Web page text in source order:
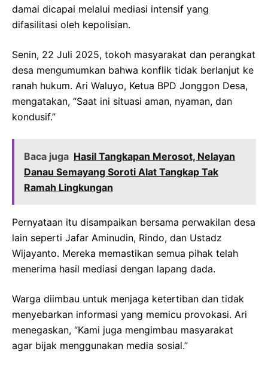
damai dicapai melalui mediasi intensif yang
difasilitasi oleh kepolisian.
Senin, 22 Juli 2025, tokoh masyarakat dan perangkat
desa mengumumkan bahwa konflik tidak berlanjut ke
ranah hukum. Ari Waluyo, Ketua BPD Jonggon Desa,
mengatakan, “Saat ini situasi aman, nyaman, dan
kondusif.”
Baca juga Hasil Tangkapan Merosot, Nelayan
Danau Semayang Soroti Alat Tangkap Tak
Ramah Lingkungan
Pernyataan itu disampaikan bersama perwakilan desa
lain seperti Jafar Aminudin, Rindo, dan Ustadz
Wijayanto. Mereka memastikan semua pihak telah
menerima hasil mediasi dengan lapang dada.
Warga diimbau untuk menjaga ketertiban dan tidak
menyebarkan informasi yang memicu provokasi. Ari
menegaskan, “Kami juga mengimbau masyarakat
agar bijak menggunakan media sosial.”